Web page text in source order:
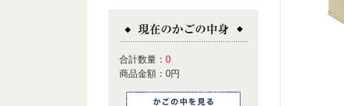
合計数量： 0
商品金額： 0円